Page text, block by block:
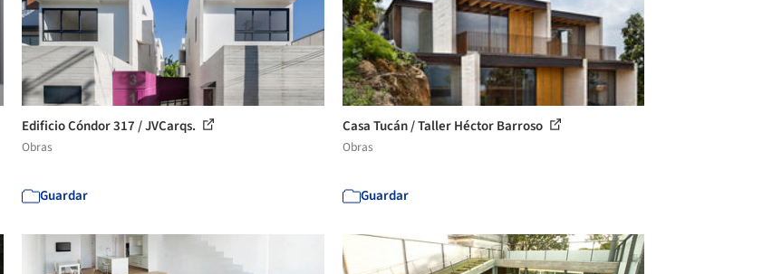
Edificio Cóndor 317 / JVCarqs.
Obras
Guardar
Casa Tucán / Taller Héctor Barroso
Obras
Guardar